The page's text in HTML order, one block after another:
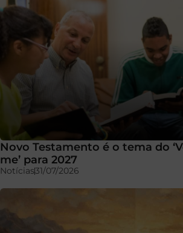
Novo Testamento é o tema do
me’ para 2027
Notícias31/07/2026